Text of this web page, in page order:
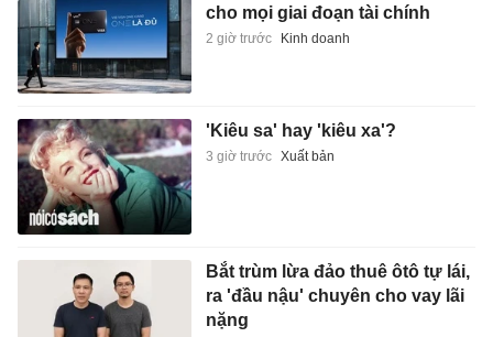
cho mọi giai đoạn tài chính
2 giờ trước Kinh doanh
'Kiêu sa' hay 'kiêu xa'?
3 giờ trước Xuất bản
Bắt trùm lừa đảo thuê ôtô tự lái,
ra 'đầu nậu' chuyên cho vay lãi
nặng